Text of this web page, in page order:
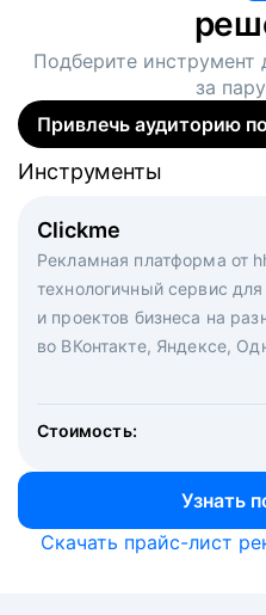
Подберите инструмент
за
Привлечь аудиторию
Clickme
Рекламная платформа от
технологичный сервис
и проектов бизнеса на
во ВКонтакте, Яндексе,
Стоимость:
Узнать
Инструменты
Вакансия дня
Рекламный формат для
hh.ru. Увеличивает
Инструменты
Массовый подбор под
кандидатов и когда вам
маркетологи, рекрутеры
hh.ru с целым набором
Инструменты
Скачать прайс-лист